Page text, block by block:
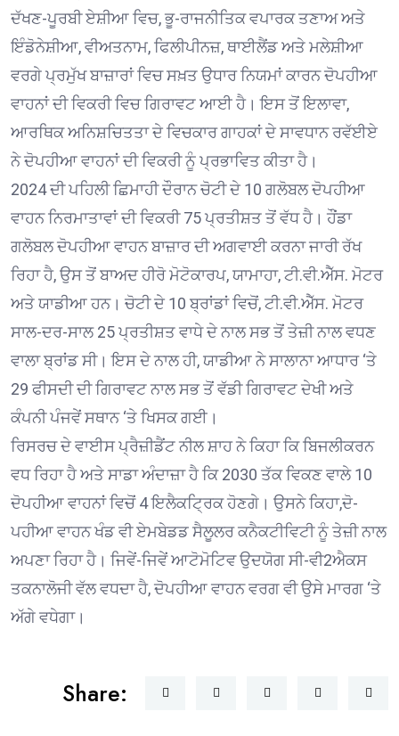
ਦੱਖਣ-ਪੂਰਬੀ ਏਸ਼ੀਆ ਵਿਚ, ਭੂ-ਰਾਜਨੀਤਿਕ ਵਪਾਰਕ ਤਣਾਅ ਅਤੇ
ਇੰਡੋਨੇਸ਼ੀਆ, ਵੀਅਤਨਾਮ, ਫਿਲੀਪੀਨਜ਼, ਥਾਈਲੈਂਡ ਅਤੇ ਮਲੇਸ਼ੀਆ
ਵਰਗੇ ਪ੍ਰਮੁੱਖ ਬਾਜ਼ਾਰਾਂ ਵਿਚ ਸਖ਼ਤ ਉਧਾਰ ਨਿਯਮਾਂ ਕਾਰਨ ਦੋਪਹੀਆ
ਵਾਹਨਾਂ ਦੀ ਵਿਕਰੀ ਵਿਚ ਗਿਰਾਵਟ ਆਈ ਹੈ। ਇਸ ਤੋਂ ਇਲਾਵਾ,
ਆਰਥਿਕ ਅਨਿਸ਼ਚਿਤਤਾ ਦੇ ਵਿਚਕਾਰ ਗਾਹਕਾਂ ਦੇ ਸਾਵਧਾਨ ਰਵੱਈਏ
ਨੇ ਦੋਪਹੀਆ ਵਾਹਨਾਂ ਦੀ ਵਿਕਰੀ ਨੂੰ ਪ੍ਰਭਾਵਿਤ ਕੀਤਾ ਹੈ।
2024 ਦੀ ਪਹਿਲੀ ਛਿਮਾਹੀ ਦੌਰਾਨ ਚੋਟੀ ਦੇ 10 ਗਲੋਬਲ ਦੋਪਹੀਆ
ਵਾਹਨ ਨਿਰਮਾਤਾਵਾਂ ਦੀ ਵਿਕਰੀ 75 ਪ੍ਰਤੀਸ਼ਤ ਤੋਂ ਵੱਧ ਹੈ। ਹੌਂਡਾ
ਗਲੋਬਲ ਦੋਪਹੀਆ ਵਾਹਨ ਬਾਜ਼ਾਰ ਦੀ ਅਗਵਾਈ ਕਰਨਾ ਜਾਰੀ ਰੱਖ
ਰਿਹਾ ਹੈ, ਉਸ ਤੋਂ ਬਾਅਦ ਹੀਰੋ ਮੋਟੋਕਾਰਪ, ਯਾਮਾਹਾ, ਟੀ.ਵੀ.ਐੱਸ. ਮੋਟਰ
ਅਤੇ ਯਾਡੀਆ ਹਨ। ਚੋਟੀ ਦੇ 10 ਬ੍ਰਾਂਡਾਂ ਵਿਚੋਂ, ਟੀ.ਵੀ.ਐੱਸ. ਮੋਟਰ
ਸਾਲ-ਦਰ-ਸਾਲ 25 ਪ੍ਰਤੀਸ਼ਤ ਵਾਧੇ ਦੇ ਨਾਲ ਸਭ ਤੋਂ ਤੇਜ਼ੀ ਨਾਲ ਵਧਣ
ਵਾਲਾ ਬ੍ਰਾਂਡ ਸੀ। ਇਸ ਦੇ ਨਾਲ ਹੀ, ਯਾਡੀਆ ਨੇ ਸਾਲਾਨਾ ਆਧਾਰ ‘ਤੇ
29 ਫੀਸਦੀ ਦੀ ਗਿਰਾਵਟ ਨਾਲ ਸਭ ਤੋਂ ਵੱਡੀ ਗਿਰਾਵਟ ਦੇਖੀ ਅਤੇ
ਕੰਪਨੀ ਪੰਜਵੇਂ ਸਥਾਨ ‘ਤੇ ਖਿਸਕ ਗਈ।
ਰਿਸਰਚ ਦੇ ਵਾਈਸ ਪ੍ਰੈਜ਼ੀਡੈਂਟ ਨੀਲ ਸ਼ਾਹ ਨੇ ਕਿਹਾ ਕਿ ਬਿਜਲੀਕਰਨ
ਵਧ ਰਿਹਾ ਹੈ ਅਤੇ ਸਾਡਾ ਅੰਦਾਜ਼ਾ ਹੈ ਕਿ 2030 ਤੱਕ ਵਿਕਣ ਵਾਲੇ 10
ਦੋਪਹੀਆ ਵਾਹਨਾਂ ਵਿਚੋਂ 4 ਇਲੈਕਟ੍ਰਿਕ ਹੋਣਗੇ। ਉਸਨੇ ਕਿਹਾ,ਦੋ-
ਪਹੀਆ ਵਾਹਨ ਖੰਡ ਵੀ ਏਮਬੇਡਡ ਸੈਲੂਲਰ ਕਨੈਕਟੀਵਿਟੀ ਨੂੰ ਤੇਜ਼ੀ ਨਾਲ
ਅਪਣਾ ਰਿਹਾ ਹੈ। ਜਿਵੇਂ-ਜਿਵੇਂ ਆਟੋਮੋਟਿਵ ਉਦਯੋਗ ਸੀ-ਵੀ2ਐਕਸ
ਤਕਨਾਲੋਜੀ ਵੱਲ ਵਧਦਾ ਹੈ, ਦੋਪਹੀਆ ਵਾਹਨ ਵਰਗ ਵੀ ਉਸੇ ਮਾਰਗ ‘ਤੇ
ਅੱਗੇ ਵਧੇਗਾ।
Share: